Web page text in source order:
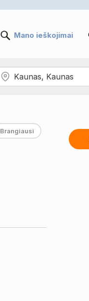
Mano ieškojimai
Brangiausi